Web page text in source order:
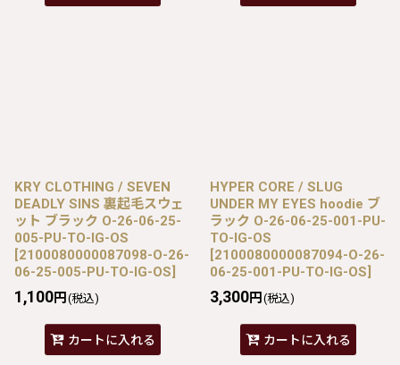
KRY CLOTHING / SEVEN
DEADLY SINS 裏起毛スウェ
ット ブラック O-26-06-25-
005-PU-TO-IG-OS
[2100080000087098-O-26-
06-25-005-PU-TO-IG-OS]
1,100円 (税込)
カートに入れる
HYPER CORE / SLUG
UNDER MY EYES hoodie ブ
ラック O-26-06-25-001-PU-
TO-IG-OS
[2100080000087094-O-26-
06-25-001-PU-TO-IG-OS]
3,300円 (税込)
カートに入れる